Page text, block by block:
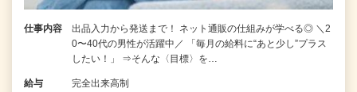
仕事内容
出品入力から発送まで！ ネット通販の仕組みが学べる◎ ＼2
0〜40代の男性が活躍中／ 「毎月の給料に“あと少し”プラス
したい！」 ⇒そんな〈目標〉を…
給与 完全出来高制